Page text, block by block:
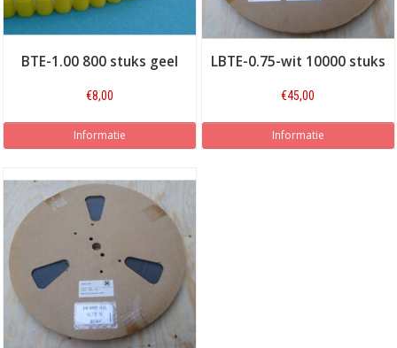
BTE-1.00 800 stuks geel
€8,00
Informatie
LBTE-0.75-wit 10000 stuks
€45,00
Informatie